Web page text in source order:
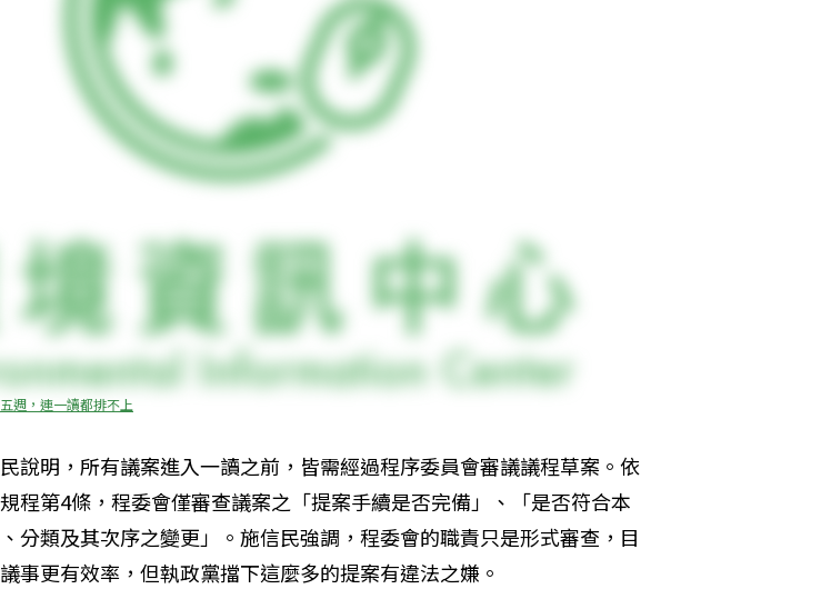
週，連一讀都排不上
說明，所有議案進入一讀之前，皆需經過程序委員會審議議程草案。依
程第4條，程委會僅審查議案之「提案手續是否完備」、「是否符合本
分類及其次序之變更」。施信民強調，程委會的職責只是形式審查，目
事更有效率，但執政黨擋下這麼多的提案有違法之嫌。